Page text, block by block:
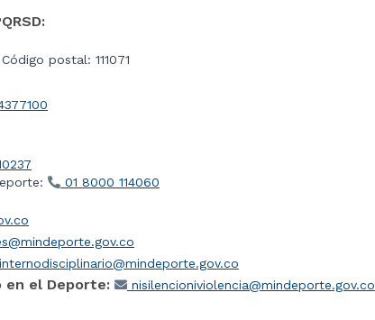
postal: 111071
01 8000 114060
en el Deporte: nisilencioniviolencia@mindeporte.gov.co